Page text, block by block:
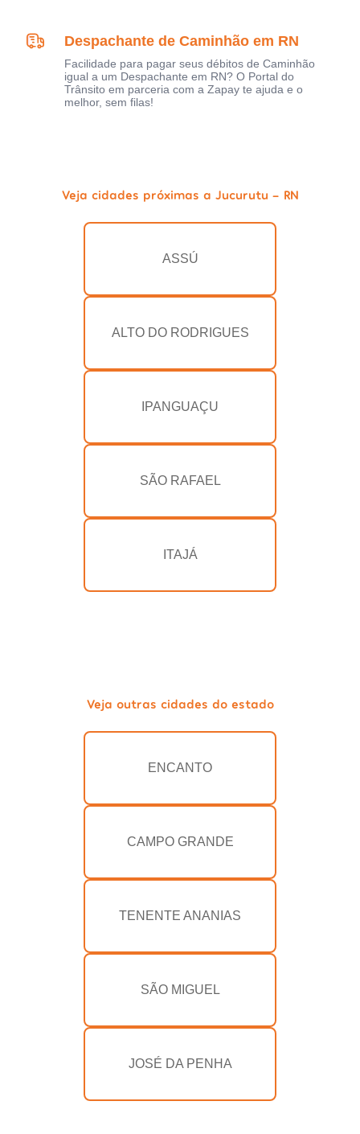
Despachante de Caminhão em RN
Facilidade para pagar seus débitos de Caminhão
igual a um Despachante em RN? O Portal do
Trânsito em parceria com a Zapay te ajuda e o
melhor, sem filas!
Veja cidades próximas a Jucurutu - RN
ASSÚ
ALTO DO RODRIGUES
IPANGUAÇU
SÃO RAFAEL
ITAJÁ
Veja outras cidades do estado
ENCANTO
CAMPO GRANDE
TENENTE ANANIAS
SÃO MIGUEL
JOSÉ DA PENHA